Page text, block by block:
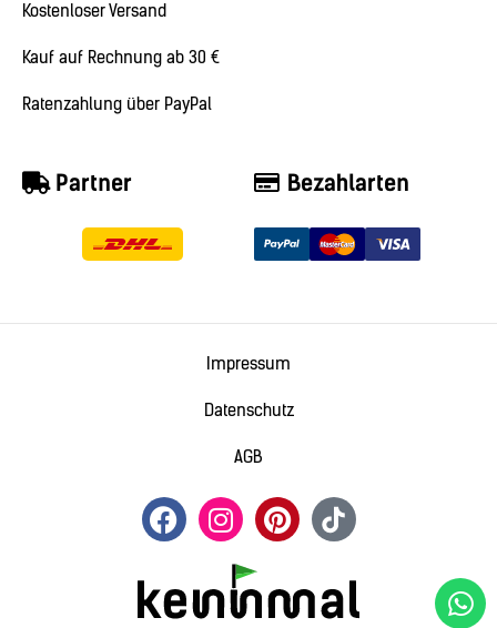
Bezahlarten
Partner
Kostenloser Versand
Kauf auf Rechnung ab 30 €
Ratenzahlung über PayPal
Impressum
Datenschutz
AGB